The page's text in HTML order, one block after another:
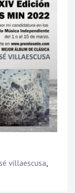
villaescusa